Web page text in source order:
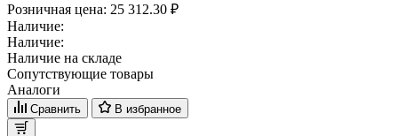
Розничная цена: 25 312.30 ₽
Наличие:
Наличие:
Наличие на складе
Сопутствующие товары
Аналоги
Сравнить В избранное